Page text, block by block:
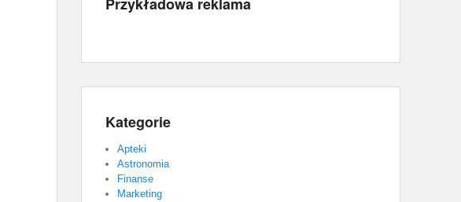
Kategorie
Apteki
Astronomia
Finanse
Marketing